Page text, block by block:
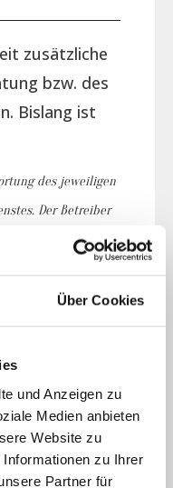
Über Cookies
und Anzeigen zu
Medien anbieten
Website zu
zu Ihrer
Partner für
zusätzliche
bzw. des
Bislang ist
des jeweiligen
Der Betreiber
keine Gewähr bzw.
derzeit
frei